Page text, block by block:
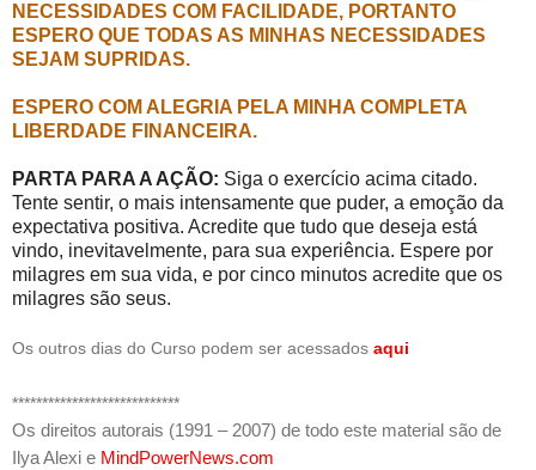
NECESSIDADES COM FACILIDADE, PORTANTO
ESPERO QUE TODAS AS MINHAS NECESSIDADES
SEJAM SUPRIDAS.
ESPERO COM ALEGRIA PELA MINHA COMPLETA
LIBERDADE FINANCEIRA.
PARTA PARA A AÇÃO: Siga o exercício acima citado.
Tente sentir, o mais intensamente que puder, a emoção da
expectativa positiva. Acredite que tudo que deseja está
vindo, inevitavelmente, para sua experiência. Espere por
milagres em sua vida, e por cinco minutos acredite que os
milagres são seus.
Os outros dias do Curso podem ser acessados aqui
****************************
Os direitos autorais (1991 – 2007) de todo este material são de
Ilya Alexi e MindPowerNews.com